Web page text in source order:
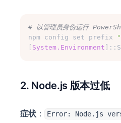
# 以管理员身份运行
npm config set prefix
"
System.Environment
2. Node.js 版本过低
症状 ：
Error: Node.js